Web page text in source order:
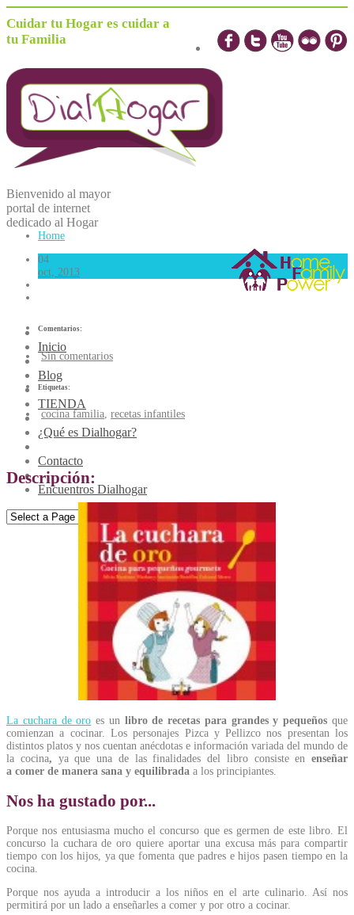
Cuidar tu Hogar es cuidar a
tu Familia
Bienvenido al mayor
portal de internet
dedicado al Hogar
Inicio
Blog
TIENDA
¿Qué es Dialhogar?
Contacto
Encuentros Dialhogar
Home
04
oct, 2013
Comentarios:
Sin comentarios
Etiquetas:
cocina familia, recetas infantiles
La cuchara de oro
Descripción:
La cuchara de oro es un libro de recetas para grandes y pequeños que
comienzan a cocinar. Los personajes Pizca y Pellizco nos presentan los
distintos platos y nos cuentan anécdotas e información variada del mundo de
la cocina, ya que una de las finalidades del libro consiste en enseñar
a comer de manera sana y equilibrada a los principiantes.
Nos ha gustado por...
Porque nos entusiasma mucho el concurso que es germen de este libro. El
concurso la cuchara de oro quiere aportar una excusa más para compartir
tiempo con los hijos, ya que fomenta que padres e hijos pasen tiempo en la
cocina.
Porque nos ayuda a introducir a los niños en el arte culinario. Así nos
permitirá por un lado a enseñarles a comer y por otro a cocinar.